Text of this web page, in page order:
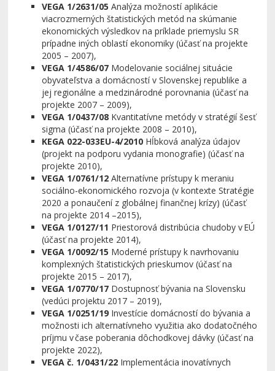
VEGA 1/2631/05Analýza možností aplikácie
viacrozmerných štatistických metód na skúmanie
ekonomických výsledkov na príklade priemyslu SR
prípadne iných oblastí ekonomiky(účasť na projekte
2005 – 2007),
VEGA 1/4586/07 Modelovanie sociálnej situácie
obyvateľstva a domácností v Slovenskej republike a
jej regionálne a medzinárodné porovnania (účasť na
projekte 2007 – 2009),
VEGA 1/0437/08 Kvantitatívne metódy v stratégií šesť
sigma (účasť na projekte 2008 – 2010),
KEGA 022-033EU-4/2010 Hĺbková analýza údajov
(projekt na podporu vydania monografie) (účasť na
projekte 2010),
VEGA 1/0761/12Alternatívne prístupy k meraniu
sociálno-ekonomického rozvoja (v kontexte Stratégie
2020 a ponaučení z globálnej finančnej krízy) (účasť
na projekte 2014 –2015),
VEGA 1/0127/11 Priestorová distribúcia chudoby v EÚ
(účasť na projekte 2014),
VEGA 1/0092/15 Moderné prístupy k navrhovaniu
komplexných štatistických prieskumov (účasť na
projekte 2015 – 2017),
VEGA 1/0770/17 Dostupnosť bývania na Slovensku
(vedúci projektu 2017 – 2019),
VEGA 1/0251/19 Investície domácností do bývania a
možnosti ich alternatívneho využitia ako dodatočného
príjmu v čase poberania dôchodkovej dávky (účasť na
projekte 2022),
VEGA č. 1/0431/22 Implementácia inovatívnych